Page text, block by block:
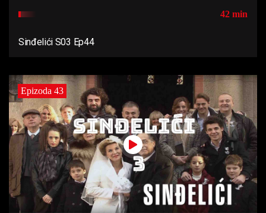
42 min
Sinđelići S03 Ep44
Epizoda 43